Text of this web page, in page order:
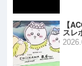
【
スレ